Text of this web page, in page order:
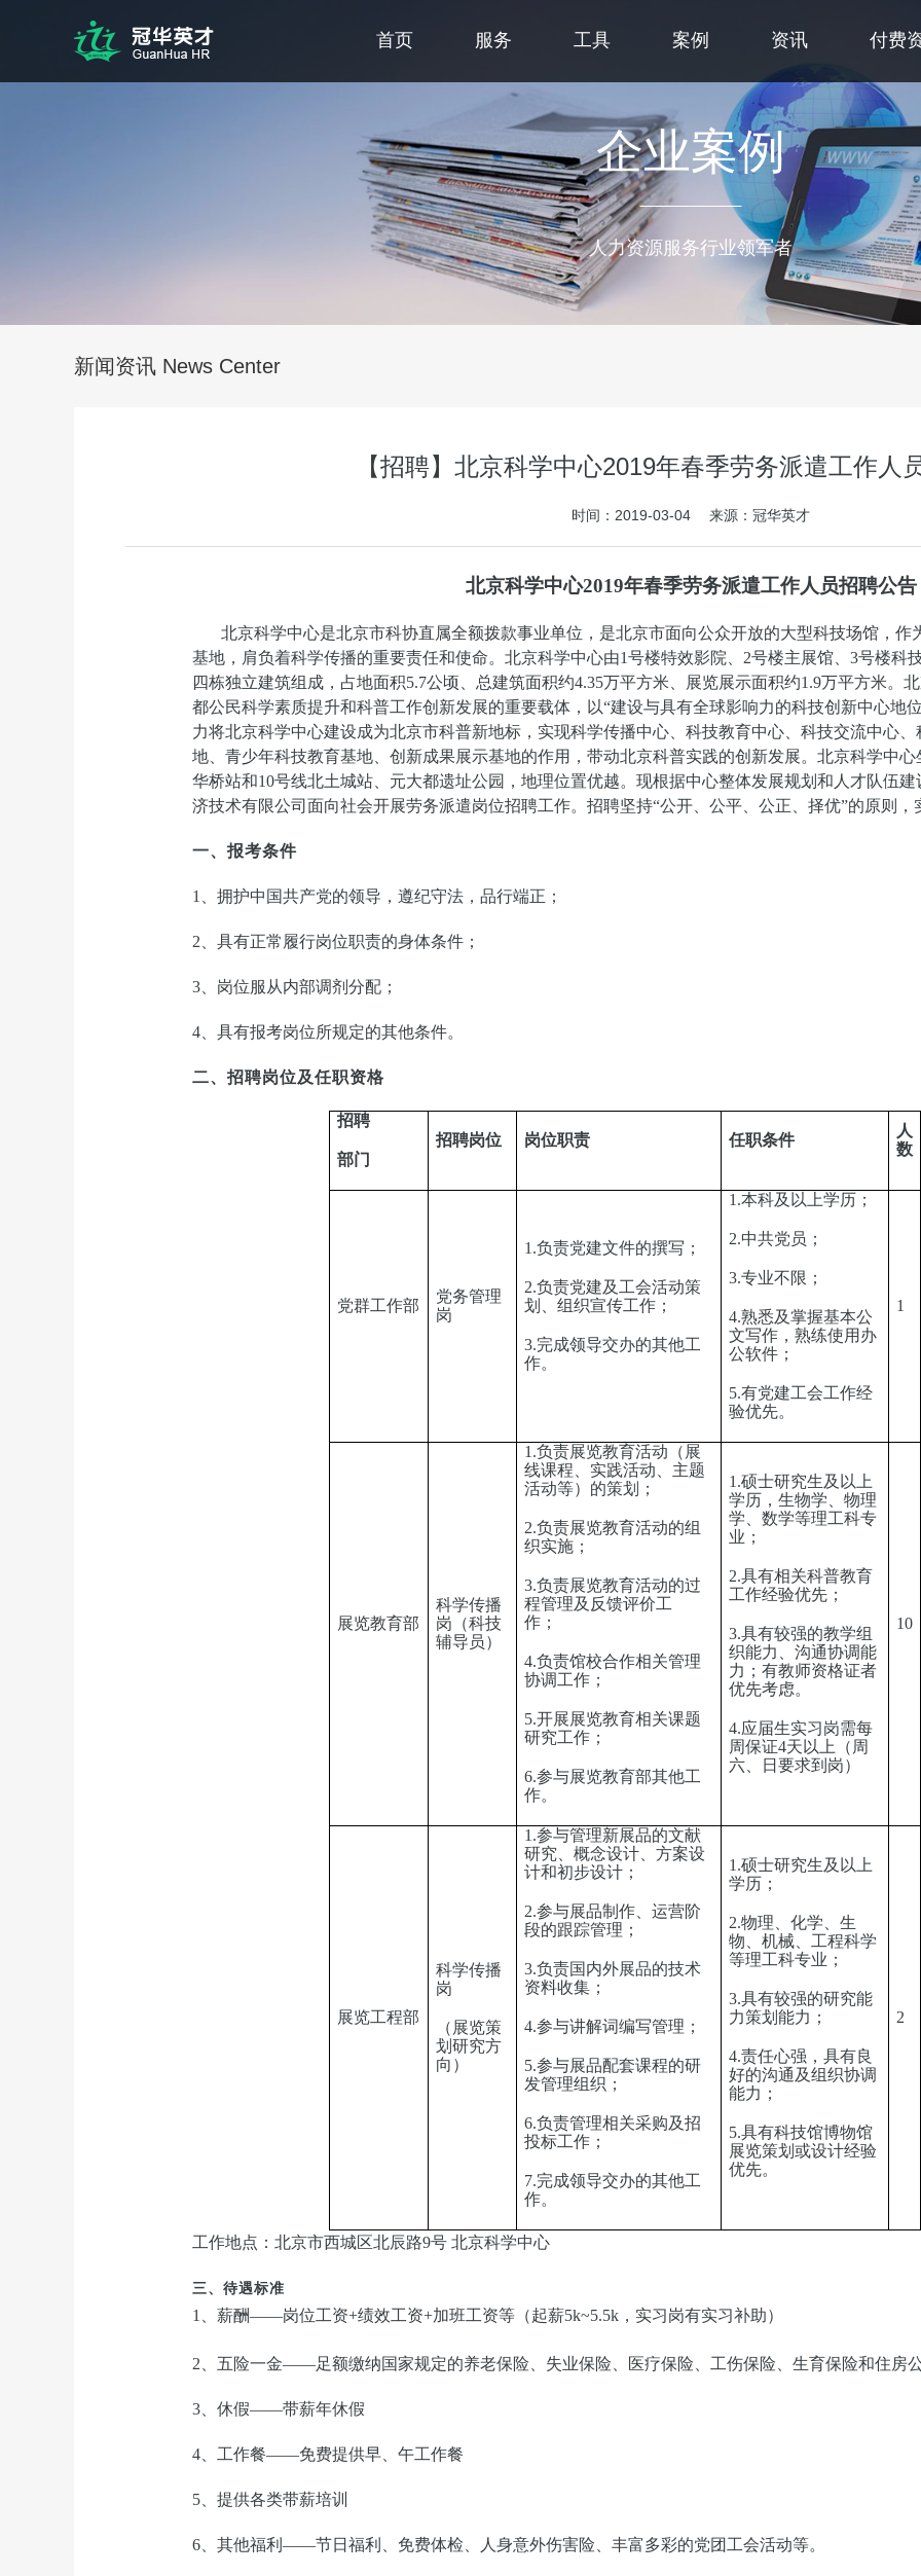
首页 服务 工具 案例 资讯 付费
企业案例
人力资源服务行业领军者
新闻资讯 News Center
【招聘】北京科学中心2019年春季劳务派遣工作人
时间：2019-03-04 来源：冠华英才
北京科学中心2019年春季劳务派遣工作人员招聘公告
北京科学中心是北京市科协直属全额拨款事业单位，是北京市面向公众开放的大型科技场馆，作
基地，肩负着科学传播的重要责任和使命。 北京科学中心由1号楼特效影院、2号楼主展馆、3号楼科
四栋独立建筑组成，占地面积5.7公顷、总建筑面积约4.35万平方米、展览展示面积约1.9万平方米。
都公民科学素质提升和科普工作创新发展的重要载体， 以“建设与具有全球影响力的科技创新中心地
力将北京科学中心建设成为北京市科普新地标，实现科学传播中心、科技教育中心、科技交流中心
地、青少年科技教育基地、创新成果展示基地的作用，带动北京科普实践的创新发展。北京科学中
华桥站和10号线北土城站、元大都遗址公园，地理位置优越。现根据中心整体发展规划和人才队伍
济技术有限公司面向社会开展劳务派遣岗位招聘工作。招聘坚持“公开、公平、公正、择优”的原则
一、报考条件
1 、拥护中国共产党的领导，遵纪守法，品行端正；
2 、具有正常履行岗位职责的身体条件；
3 、岗位服从内部调剂分配；
4 、具有报考岗位所规定的其他条件。
二、招聘岗位及任职资格
招聘
部门
招聘岗位 岗位职责 任职条件
人
数
党群工作部
党务管理
岗
1.负责党建文件的撰写；
2.负责党建及工会活动策
划、组织宣传工作；
3.完成领导交办的其他工
作。
1.本科及以上学历；
2.中共党员；
3.专业不限；
4.熟悉及掌握基本公
文写作，熟练使用办
公软件；
5.有党建工会工作经
验优先。
1
展览教育部
科学传播
岗（科技
辅导员）
1.负责展览教育活动（展
线课程、实践活动、主题
活动等）的策划；
2.负责展览教育活动的组
织实施；
3.负责展览教育活动的过
程管理及反馈评价工
作；
4.负责馆校合作相关管理
协调工作；
5.开展展览教育相关课题
研究工作；
6.参与展览教育部其他工
作。
1.硕士研究生及以上
学历，生物学、物理
学、数学等理工科专
业；
2.具有相关科普教育
工作经验优先；
3.具有较强的教学组
织能力、沟通协调能
力；有教师资格证者
优先考虑。
4.应届生实习岗需每
周保证4天以上（周
六、日要求到岗）
10
展览工程部
科学传播
岗
（展览策
划研究方
向）
1.参与管理新展品的文献
研究、概念设计、方案设
计和初步设计；
2.参与展品制作、运营阶
段的跟踪管理；
3.负责国内外展品的技术
资料收集；
4.参与讲解词编写管理；
5.参与展品配套课程的研
发管理组织；
6.负责管理相关采购及招
投标工作；
7.完成领导交办的其他工
作。
1.硕士研究生及以上
学历；
2.物理、化学、生
物、机械、工程科学
等理工科专业；
3.具有较强的研究能
力策划能力；
4.责任心强，具有良
好的沟通及组织协调
能力；
5.具有科技馆博物馆
展览策划或设计经验
优先。
2
工作地点：北京市西城区北辰路9号 北京科学中心
三、待遇标准
1 、薪酬——岗位工资+绩效工资+加班工资等（起薪5k~5.5k，实习岗有实习补助）
2 、五险一金——足额缴纳国家规定的养老保险、失业保险、医疗保险、工伤保险、生育保险和住房
3 、休假——带薪年休假
4 、工作餐——免费提供早、午工作餐
5 、提供各类带薪培训
6 、其他福利——节日福利、免费体检、人身意外伤害险、丰富多彩的党团工会活动等。